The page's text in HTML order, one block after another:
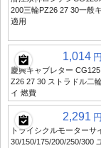
200三輪PZ26 27 30一般
適用
1,014 円
慶興キャブレター
Z26 27 30 ストラドル二
イ 燃費
2,291 円
トライシクルモーターサ
30/150/175/200/250/300